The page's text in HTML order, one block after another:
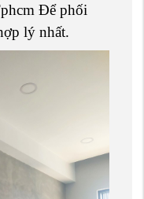
Để phối
lý nhất.